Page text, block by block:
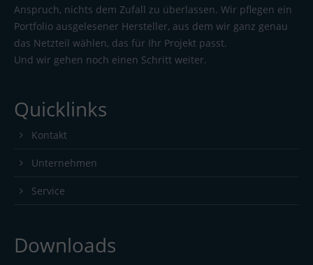
Anspruch, nichts dem Zufall zu überlassen. Wir pflegen ein
Portfolio ausgelesener Hersteller, aus dem wir ganz genau
das Netzteil wählen, das für Ihr Projekt passt.
Und wir gehen noch einen Schritt weiter.
Quicklinks
Kontakt
Unternehmen
Service
Downloads